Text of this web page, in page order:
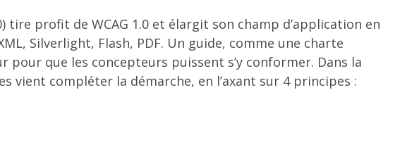
tire profit de WCAG 1.0 et élargit son champ d’application en
Silverlight, Flash, PDF. Un guide, comme une charte
pour que les concepteurs puissent s’y conformer. Dans la
vient compléter la démarche, en l’axant sur 4 principes :